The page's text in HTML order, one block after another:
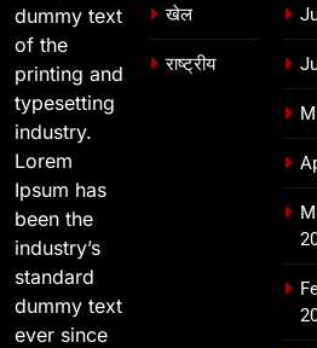
dummy text
of the
printing and
typesetting
industry.
Lorem
Ipsum has
been the
industry’s
standard
dummy text
ever since
खेल
राष्ट्रीय